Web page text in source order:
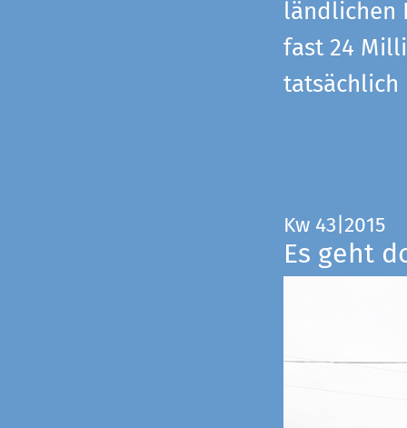
ländlichen
fast 24
tatsächlich
Kw 43|2015
Es geht